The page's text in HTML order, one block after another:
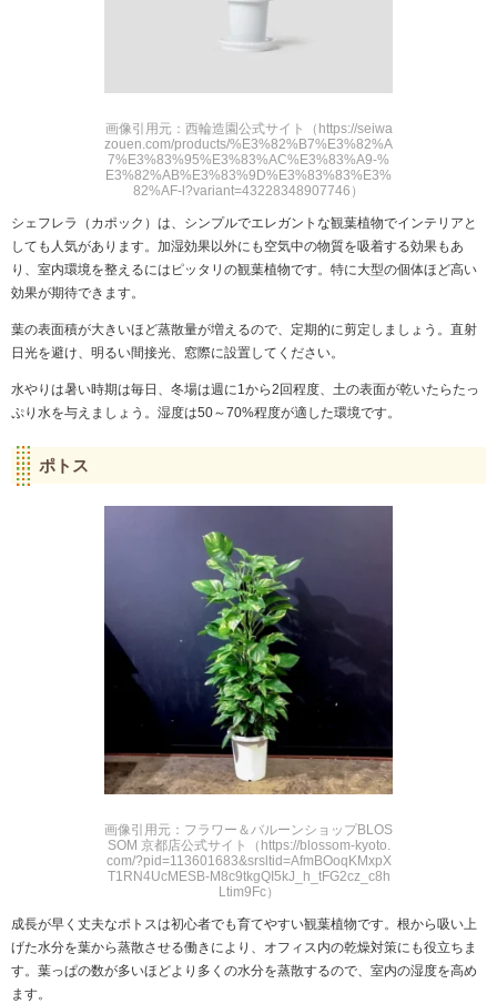
画像引用元：西輪造園公式サイト（https://seiwa
zouen.com/products/%E3%82%B7%E3%82%A
7%E3%83%95%E3%83%AC%E3%83%A9-%
E3%82%AB%E3%83%9D%E3%83%83%E3%
82%AF-l?variant=43228348907746）
シェフレラ（カポック）は、シンプルでエレガントな観葉植物でインテリアと
しても人気があります。加湿効果以外にも空気中の物質を吸着する効果もあ
り、室内環境を整えるにはピッタリの観葉植物です。特に大型の個体ほど高い
効果が期待できます。
葉の表面積が大きいほど蒸散量が増えるので、定期的に剪定しましょう。直射
日光を避け、明るい間接光、窓際に設置してください。
水やりは暑い時期は毎日、冬場は週に1から2回程度、土の表面が乾いたらたっ
ぷり水を与えましょう。湿度は50～70%程度が適した環境です。
ポトス
画像引用元：フラワー＆バルーンショップBLOS
SOM 京都店公式サイト（https://blossom-kyoto.
com/?pid=113601683&srsltid=AfmBOoqKMxpX
T1RN4UcMESB-M8c9tkgQI5kJ_h_tFG2cz_c8h
Ltim9Fc）
成長が早く丈夫なポトスは初心者でも育てやすい観葉植物です。根から吸い上
げた水分を葉から蒸散させる働きにより、オフィス内の乾燥対策にも役立ちま
す。葉っぱの数が多いほどより多くの水分を蒸散するので、室内の湿度を高め
ます。